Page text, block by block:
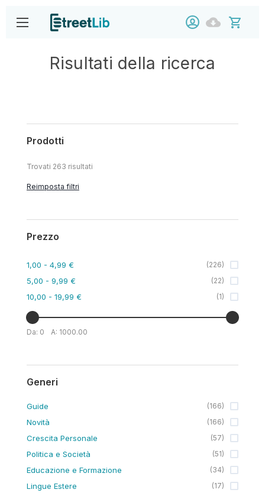
Risultati della ricerca
Prodotti
Trovati 263 risultati
Reimposta filtri
Prezzo
1,00 - 4,99 € (226)
5,00 - 9,99 € (22)
10,00 - 19,99 € (1)
Da: 0 A: 1000.00
Generi
Guide (166)
Novità (166)
Crescita Personale (57)
Politica e Società (51)
Educazione e Formazione (34)
Lingue Estere (17)